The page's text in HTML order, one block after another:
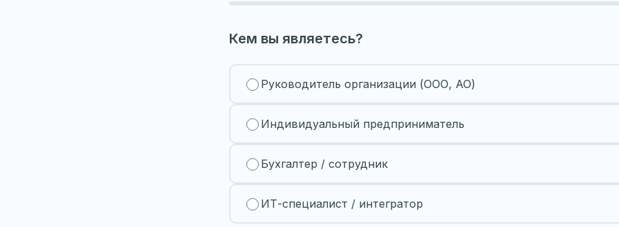
Кем вы являетесь?
Руководитель организации (ООО, АО)
Индивидуальный предприниматель
Бухгалтер / сотрудник
ИТ-специалист / интегратор